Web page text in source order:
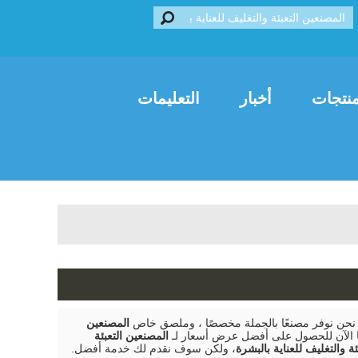
أخبار التعليمات
نوفر مصنعًا بالجملة مخصصًا ، وملصق خاص المصنعين
الآن للحصول على أفضل عرض أسعار لـ المصنعين التعبئة
والتغليف للعناية بالبشرة، ولكن سوف نقدم لك خدمة أفضل.